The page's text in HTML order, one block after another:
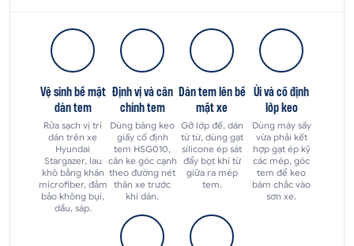
Vệ sinh bề mặt
dán tem
Rửa sạch vị trí
dán trên xe
Hyundai
Stargazer, lau
khô bằng khăn
microfiber, đảm
bảo không bụi,
dầu, sáp.
Định vị và căn
chỉnh tem
Dùng băng keo
giấy cố định
tem HSG010,
căn ke góc cạnh
theo đường nét
thân xe trước
khi dán.
Dán tem lên bề
mặt xe
Gỡ lớp đế, dán
từ từ, dùng gạt
silicone ép sát
đẩy bọt khí từ
giữa ra mép
tem.
Ủi và cố định
lớp keo
Dùng máy sấy
vừa phải kết
hợp gạt ép kỹ
các mép, góc
tem để keo
bám chắc vào
sơn xe.